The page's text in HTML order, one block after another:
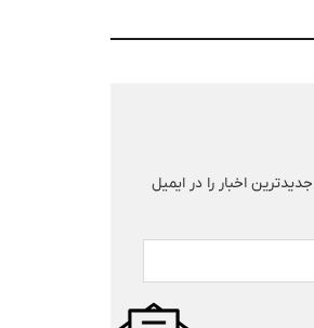
اخبار را در ایمیل